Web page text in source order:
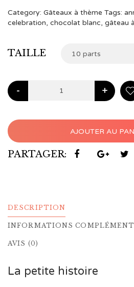
Category: Gâteaux à thème Tags:
celebration, chocolat blanc, gâteau
TAILLE 10 parts
- +
AJOUTER AU
PARTAGER:
DESCRIPTION
INFORMATIONS
AVIS (0)
La petite histoire